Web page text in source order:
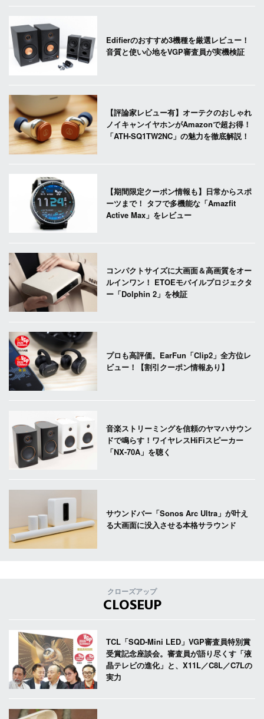
Edifierのおすすめ3機種を厳選レビュー！
音質と使い心地をVGP審査員が実機検証
【評論家レビュー有】オーテクのおしゃれ
ノイキャンイヤホンがAmazonで超お得！
「ATH-SQ1TW2NC」の魅力を徹底解説！
【期間限定クーポン情報も】日常からスポ
ーツまで！ タフで多機能な「Amazfit
Active Max」をレビュー
コンパクトサイズに大画面＆高画質をオー
ルインワン！ ETOEモバイルプロジェクタ
ー「Dolphin 2」を検証
プロも高評価。EarFun「Clip2」全方位レ
ビュー！【割引クーポン情報あり】
音楽ストリーミングを信頼のヤマハサウン
ドで鳴らす！ワイヤレスHiFiスピーカー
「NX-70A」を聴く
サウンドバー「Sonos Arc Ultra」が叶え
る大画面に没入させる本格サラウンド
クローズアップ
CLOSEUP
TCL「SQD-Mini LED」VGP審査員特別賞
受賞記念座談会。審査員が語り尽くす「液
晶テレビの進化」と、X11L／C8L／C7Lの
実力